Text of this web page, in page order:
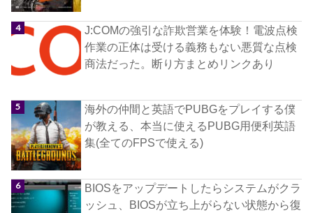
J:COMの強引な詐欺営業を体験！電波点検
作業の正体は受ける義務もない悪質な点検
商法だった。断り方まとめリンクあり
海外の仲間と英語でPUBGをプレイする僕
が教える、本当に使えるPUBG用便利英語
集(全てのFPSで使える)
BIOSをアップデートしたらシステムがクラ
ッシュ、BIOSが立ち上がらない状態から復